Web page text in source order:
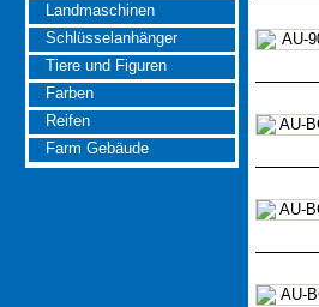
Landmaschinen
Schlüsselanhänger
Tiere und Figuren
Farben
Reifen
Farm Gebäude